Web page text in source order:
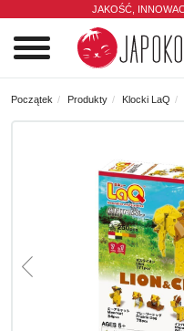
JAKOŚĆ,
Początek Produkty Klocki LaQ